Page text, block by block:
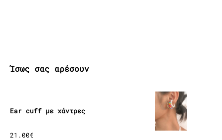
Ίσως σας αρέσουν
Ear cuff με χάντρες
21.00€